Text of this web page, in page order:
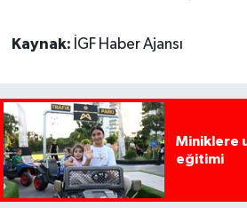
Kaynak: İGF Haber Ajansı
Miniklere
eğitimi